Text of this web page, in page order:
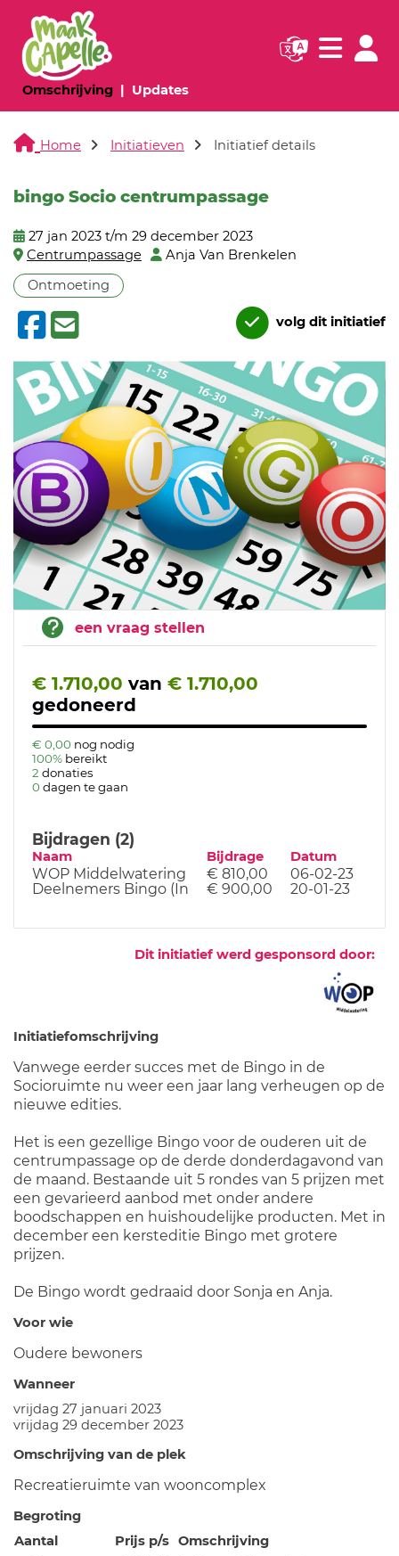
Omschrijving(huidige pagina)
Updates(huidige pagina)
Navigatie
Home Initiatieven Initiatief details
bingo Socio centrumpassage
27 jan 2023 t/m 29 december 2023
Centrumpassage
Anja Van Brenkelen
Ontmoeting
volg dit initiatief
een vraag stellen
€ 1.710,00 van € 1.710,00
gedoneerd
€ 0,00 nog nodig
100% bereikt
2 donaties
0 dagen te gaan
Bijdragen (2)
Naam Bijdrage Datum
WOP Middelwatering € 810,00
06-02-23
Deelnemers Bingo (In
€ 900,00 20-01-23
Dit initiatief werd gesponsord door:
Initiatiefomschrijving
Vanwege eerder succes met de Bingo in de
Socioruimte nu weer een jaar lang verheugen op de
nieuwe edities.
Het is een gezellige Bingo voor de ouderen uit de
centrumpassage op de derde donderdagavond van
de maand. Bestaande uit 5 rondes van 5 prijzen met
een gevarieerd aanbod met onder andere
boodschappen en huishoudelijke producten. Met in
december een kersteditie Bingo met grotere
prijzen.
De Bingo wordt gedraaid door Sonja en Anja.
Voor wie
Oudere bewoners
Wanneer
vrijdag 27 januari 2023
vrijdag 29 december 2023
Omschrijving van de plek
Recreatieruimte van wooncomplex
Begroting
Aantal
Prijs p/s Omschrijving